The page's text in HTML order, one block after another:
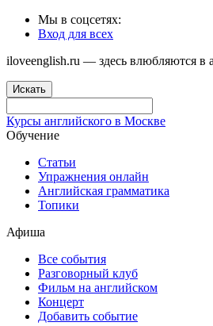
Мы в соцсетях:
Вход для всех
iloveenglish.ru — здесь влюбляются в
Искать
Курсы английского в Москве
Обучение
Статьи
Упражнения онлайн
Английская грамматика
Топики
Афиша
Все события
Разговорный клуб
Фильм на английском
Концерт
Добавить событие